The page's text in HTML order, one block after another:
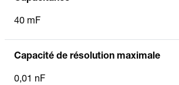
40 mF
Capacité de résolution maximale
0,01 nF